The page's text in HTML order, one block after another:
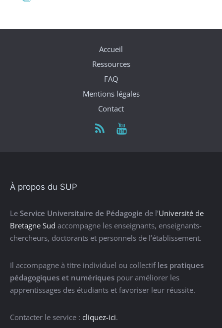
Accueil
Ressources
FAQ
Mentions légales
Contact
À propos du SUP
Le Service Universitaire de Pédagogie de l’Université de
Bretagne Sud accompagne les enseignants, enseignants-
chercheurs, doctorants et personnels de l’établissement.
Il accompagne à titre individuel ou collectif les pratiques
pédagogiques et numériques pour améliorer les
apprentissages des étudiants et favoriser leur réussite.
Contacter le service : cliquez-ici.